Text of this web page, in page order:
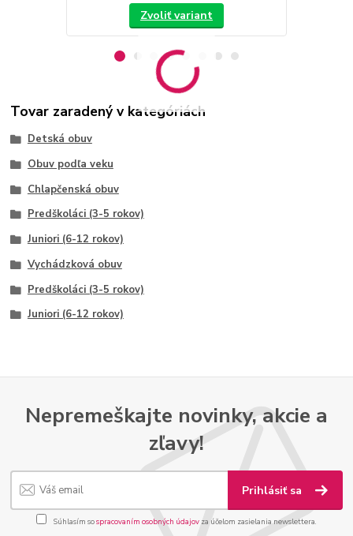
Zvoliť variant
Tovar zaradený v kategóriách
Detská obuv
Obuv podľa veku
Chlapčenská obuv
Predškoláci (3-5 rokov)
Juniori (6-12 rokov)
Vychádzková obuv
Predškoláci (3-5 rokov)
Juniori (6-12 rokov)
Nepremeškajte novinky, akcie a
zľavy!
Prihlásiť sa
Súhlasím sospracovaním osobných údajov za účelom zasielania newslettera.